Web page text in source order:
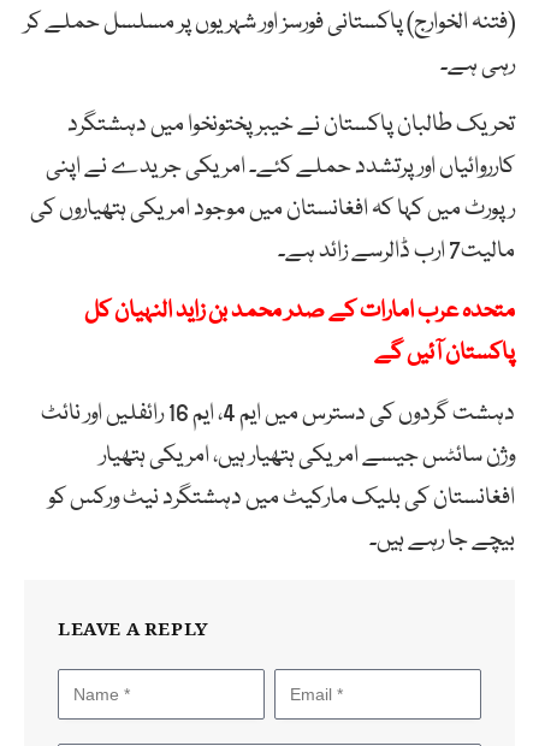
(فتنہ الخوارج) پاکستانی فورسز اور شہریوں پر مسلسل حملے کر
رہی ہے۔
تحریک طالبان پاکستان نے خیبر پختونخوا میں دہشتگرد
کارروائیاں اور پرتشدد حملے کئے۔ امریکی جریدے نے اپنی
رپورٹ میں کہا کہ افغانستان میں موجود امریکی ہتھیاروں کی
مالیت7 ارب ڈالرسے زائد ہے۔
متحدہ عرب امارات کے صدر محمد بن زاید النہیان کل
پاکستان آئیں گے
دہشت گردوں کی دسترس میں ایم 4، ایم 16 رائفلیں اور نائٹ
وژن سائٹس جیسے امریکی ہتھیار ہیں، امریکی ہتھیار
افغانستان کی بلیک مارکیٹ میں دہشتگرد نیٹ ورکس کو
بیچے جا رہے ہیں۔
LEAVE A REPLY